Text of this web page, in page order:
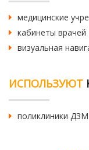
медицинские
кабинеты врачей
визуальная
ИСПОЛЬЗУЮТ
поликлиники ДЗМ